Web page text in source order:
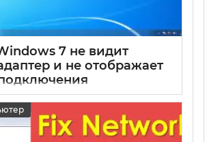
7 не видит
и не отображает
0